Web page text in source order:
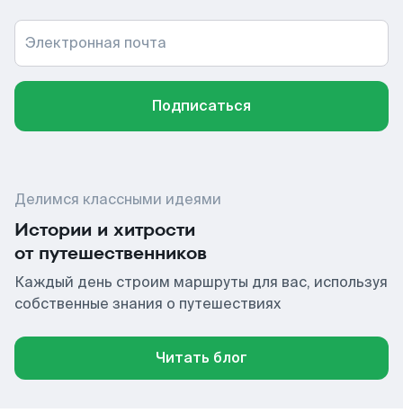
Электронная почта
Подписаться
Делимся классными идеями
Истории и хитрости
от путешественников
Каждый день строим маршруты для вас, используя
собственные знания о путешествиях
Читать блог